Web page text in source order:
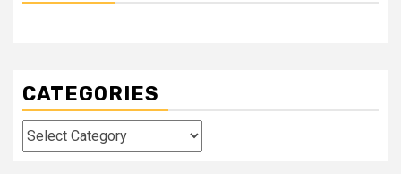
CATEGORIES
Categories